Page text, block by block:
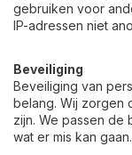
gebruiken voor
IP-adressen niet
Beveiliging
Beveiliging van
belang. Wij zorgen
zijn. We passen de
wat er mis kan gaan.